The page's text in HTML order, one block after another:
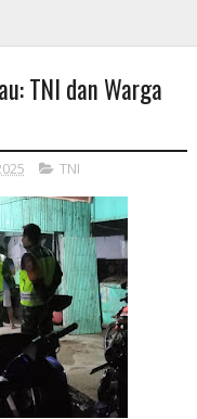
TNI dan Warga
TNI